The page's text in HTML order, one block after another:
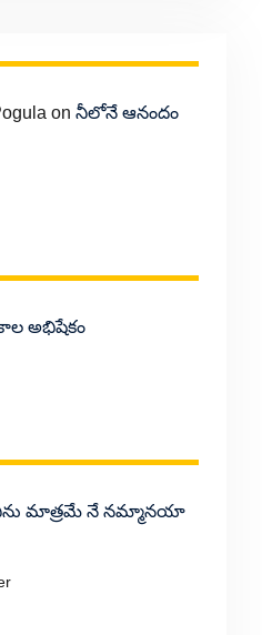
on నీలోనే ఆనందం
అభిషేకం
మాత్రమే నే నమ్మానయా